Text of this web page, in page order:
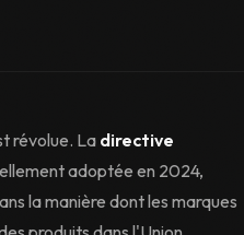
révolue. La directive
adoptée en 2024,
la manière dont les marques